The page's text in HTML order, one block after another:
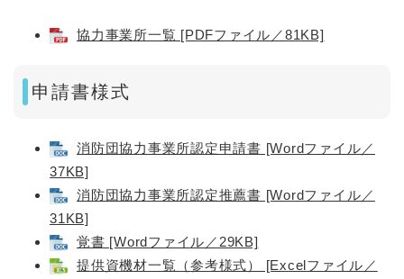
協力事業所一覧 [PDFファイル／81KB]
申請書様式
消防団協力事業所認定申請書 [Wordファイル／
37KB]
消防団協力事業所認定推薦書 [Wordファイル／
31KB]
覚書 [Wordファイル／29KB]
提供資機材一覧（参考様式） [Excelファイル／